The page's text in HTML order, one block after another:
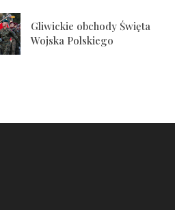
Gliwickie obchody Święta
Wojska Polskiego